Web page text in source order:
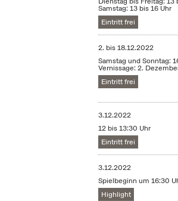
Samstag: 13 bis 16 Uhr
Eintritt frei
2. bis18.12.2022
Samstag und Sonntag:
Vernissage: 2.
Eintritt frei
3.12.2022
12 bis 13:30 Uhr
Eintritt frei
3.12.2022
Spielbeginn um 16:30
Highlight